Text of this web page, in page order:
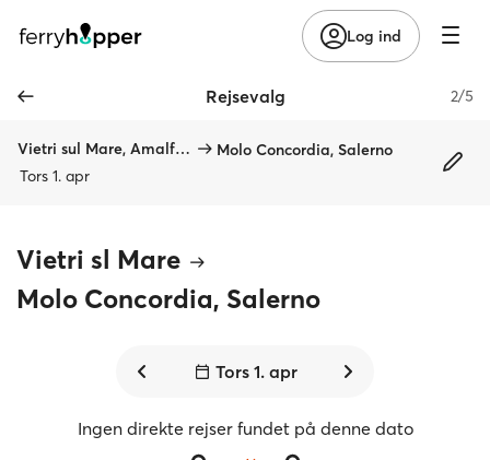
Log ind
Rejsevalg 2/5
Vietri sul Mare, Amalfikysten
Molo Concordia, Salerno
Tors 1. apr
Vietri sl Mare
Molo Concordia, Salerno
Tors 1. apr
Ingen direkte rejser fundet på denne dato